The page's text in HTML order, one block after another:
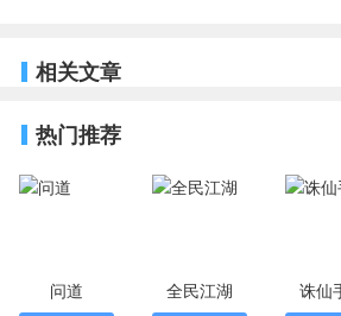
相关文章
热门推荐
问道 全民江湖 诛仙